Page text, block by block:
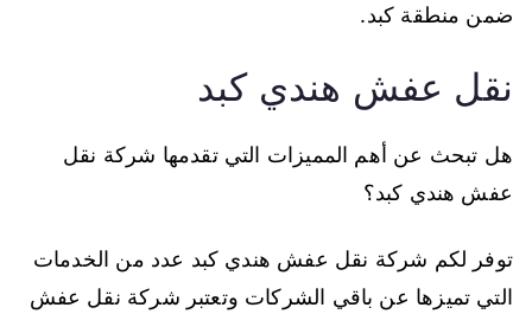
ضمن منطقة كبد.
نقل عفش هندي كبد
هل تبحث عن أهم المميزات التي تقدمها شركة نقل
عفش هندي كبد؟
توفر لكم شركة نقل عفش هندي كبد عدد من الخدمات
التي تميزها عن باقي الشركات وتعتبر شركة نقل عفش